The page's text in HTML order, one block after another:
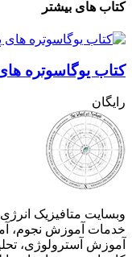
کتاب های بیشتر
کتاب یوگاسوتره
رایگان
وبسایت متافیزیک
خدمات آموزش نجوم،
آموزش آسترولوژی،